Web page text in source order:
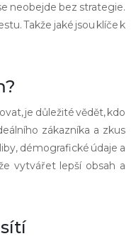
neobejde bez strategie.
Takže jaké jsou klíče k
je důležité vědět, kdo
zákazníka a zkus
démografické údaje a
vytvářet lepší obsah a